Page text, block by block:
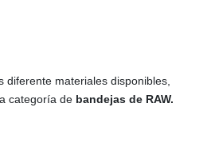
materiales disponibles,
categoría de bandejas de RAW.